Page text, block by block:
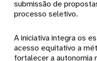
submissão de
processo seletivo.
A iniciativa integra os
acesso equitativo a
fortalecer a autonomia